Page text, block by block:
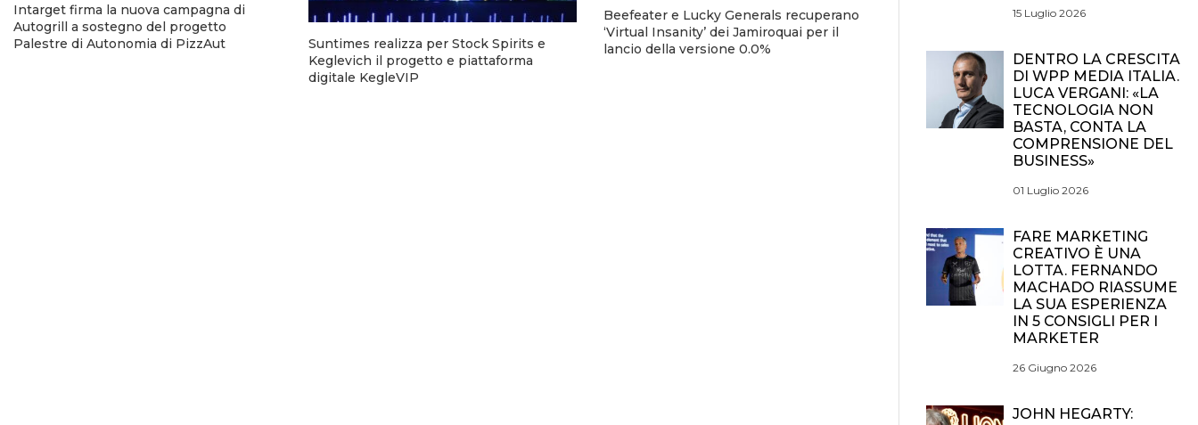
Intarget firma la nuova campagna di
Autogrill a sostegno del progetto
Palestre di Autonomia di PizzAut
Suntimes realizza per Stock Spirits e
Keglevich il progetto e piattaforma
digitale KegleVIP
Beefeater e Lucky Generals recuperano
‘Virtual Insanity’ dei Jamiroquai per il
lancio della versione 0.0%
15 Luglio 2026
DENTRO LA CRESCITA
DI WPP MEDIA ITALIA.
LUCA VERGANI: «LA
TECNOLOGIA NON
BASTA, CONTA LA
COMPRENSIONE DEL
BUSINESS»
01 Luglio 2026
FARE MARKETING
CREATIVO È UNA
LOTTA. FERNANDO
MACHADO RIASSUME
LA SUA ESPERIENZA
IN 5 CONSIGLI PER I
MARKETER
26 Giugno 2026
JOHN HEGARTY: